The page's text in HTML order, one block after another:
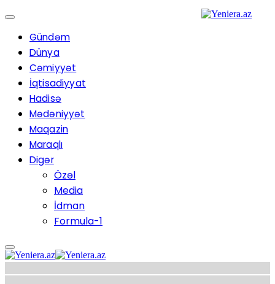
Gündəm
Dünya
Cəmiyyət
İqtisadiyyat
Hadisə
Mədəniyyət
Maqazin
Maraqlı
Digər
Özəl
Media
İdman
Formula-1